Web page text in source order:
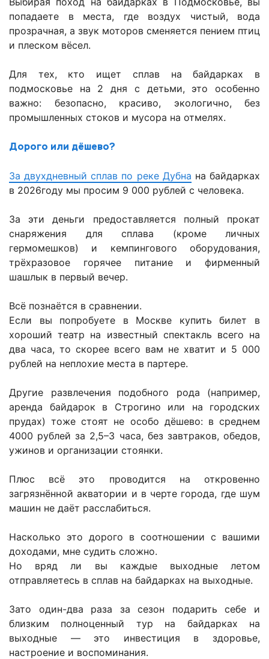
попадаете в места, где воздух чистый, вода
прозрачная, а звук моторов сменяется пением птиц
и плеском вёсел.
Для тех, кто ищет сплав на байдарках в
подмосковье на 2 дня с детьми, это особенно
важно: безопасно, красиво, экологично, без
промышленных стоков и мусора на отмелях.
Дорого или дёшево?
За двухдневный сплав по реке Дубна на байдарках
в 2026году мы просим 9 000 рублей с человека.
За эти деньги предоставляется полный прокат
снаряжения для сплава (кроме личных
гермомешков) и кемпингового оборудования,
трёхразовое горячее питание и фирменный
шашлык в первый вечер.
Всё познаётся в сравнении.
Если вы попробуете в Москве купить билет в
хороший театр на известный спектакль всего на
два часа, то скорее всего вам не хватит и 5 000
рублей на неплохие места в партере.
Другие развлечения подобного рода (например,
аренда байдарок в Строгино или на городских
прудах) тоже стоят не особо дёшево: в среднем
4000 рублей за 2,5–3 часа, без завтраков, обедов,
ужинов и организации стоянки.
Плюс всё это проводится на откровенно
загрязнённой акватории и в черте города, где шум
машин не даёт расслабиться.
Насколько это дорого в соотношении с вашими
доходами, мне судить сложно.
Но вряд ли вы каждые выходные летом
отправляетесь в сплав на байдарках на выходные.
Зато один-два раза за сезон подарить себе и
близким полноценный тур на байдарках на
выходные — это инвестиция в здоровье,
настроение и воспоминания.